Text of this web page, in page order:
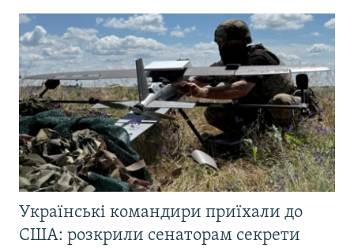
Українські командири приїхали до
США: розкрили сенаторам секрети